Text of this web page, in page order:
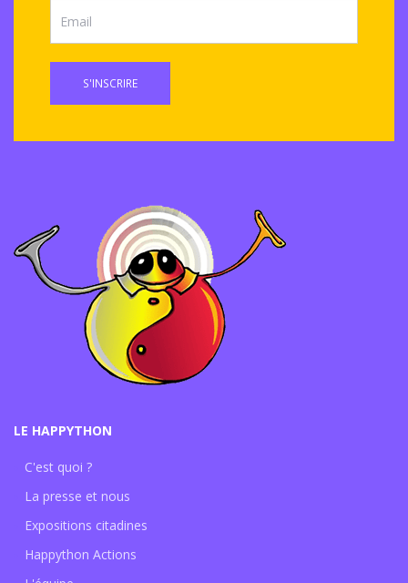
S'INSCRIRE
LE HAPPYTHON
C'est quoi ?
La presse et nous
Expositions citadines
Happython Actions